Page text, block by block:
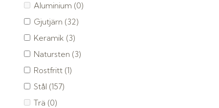
Aluminium (0)
Gjutjärn (32)
Keramik (3)
Natursten (3)
Rostfritt (1)
Stål (157)
Trä (0)